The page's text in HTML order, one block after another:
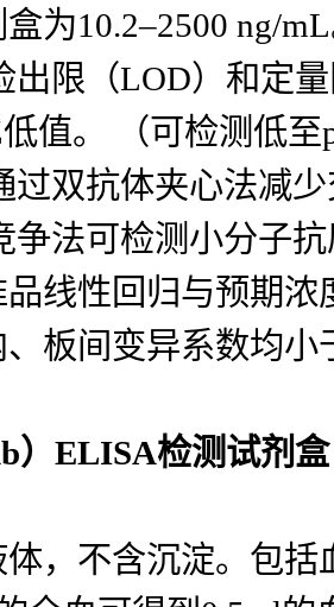
）ELISA检测试剂盒
同试剂盒的检测浓
为10.2–2500 ng/
出限（LOD）和定
值。 （可检测低
争法可检测小分子
线性回归与预期浓
板间变异系数均小